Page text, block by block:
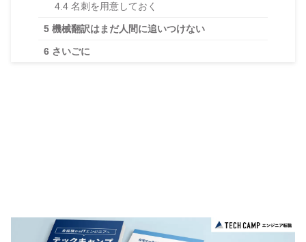
4.4 名刺を用意しておく
5 機械翻訳はまだ人間に追いつけない
6 さいごに